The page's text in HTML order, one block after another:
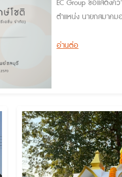
EC Group ขอแสดงความยินดีกับ คุณมีชัย ชุนหรักษ์โชติ (ประธานกรรมการ บริษัท เอสเตทครีเอชั่น จำกัด) เข้ารับ
ตำแหน่ง นายกสมาค
อ่านต่อ